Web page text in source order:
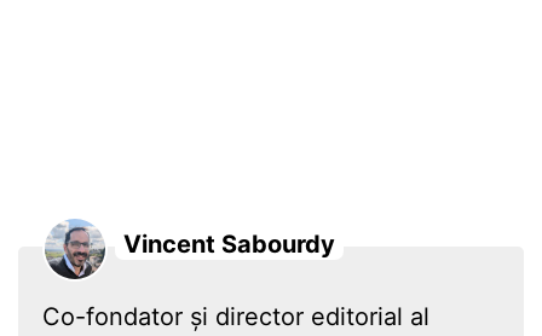
Vincent Sabourdy
Co-fondator și director editorial al